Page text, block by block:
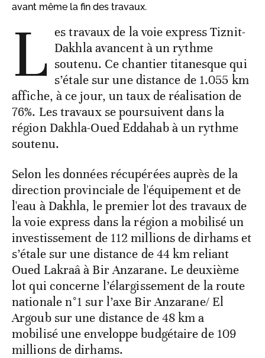
avant même la fin des travaux.
L es travaux de la voie express Tiznit-
Dakhla avancent à un rythme
soutenu. Ce chantier titanesque qui
s’étale sur une distance de 1.055 km
affiche, à ce jour, un taux de réalisation de
76%. Les travaux se poursuivent dans la
région Dakhla-Oued Eddahab à un rythme
soutenu.
Selon les données récupérées auprès de la
direction provinciale de l'équipement et de
l'eau à Dakhla, le premier lot des travaux de
la voie express dans la région a mobilisé un
investissement de 112 millions de dirhams et
s’étale sur une distance de 44 km reliant
Oued Lakraâ à Bir Anzarane. Le deuxième
lot qui concerne l’élargissement de la route
nationale n°1 sur l’axe Bir Anzarane/ El
Argoub sur une distance de 48 km a
mobilisé une enveloppe budgétaire de 109
millions de dirhams.